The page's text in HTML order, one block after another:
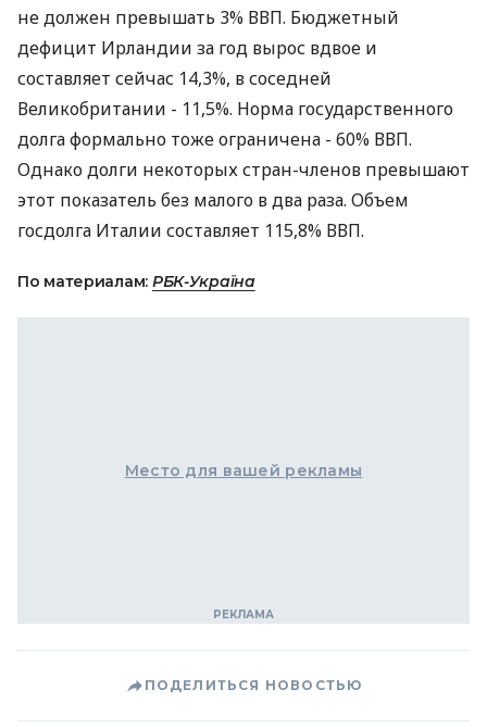
не должен превышать 3% ВВП. Бюджетный
дефицит Ирландии за год вырос вдвое и
составляет сейчас 14,3%, в соседней
Великобритании - 11,5%. Норма государственного
долга формально тоже ограничена - 60% ВВП.
Однако долги некоторых стран-членов превышают
этот показатель без малого в два раза. Объем
госдолга Италии составляет 115,8% ВВП.
По материалам: РБК-Україна
Место для вашей рекламы
ПОДЕЛИТЬСЯ НОВОСТЬЮ